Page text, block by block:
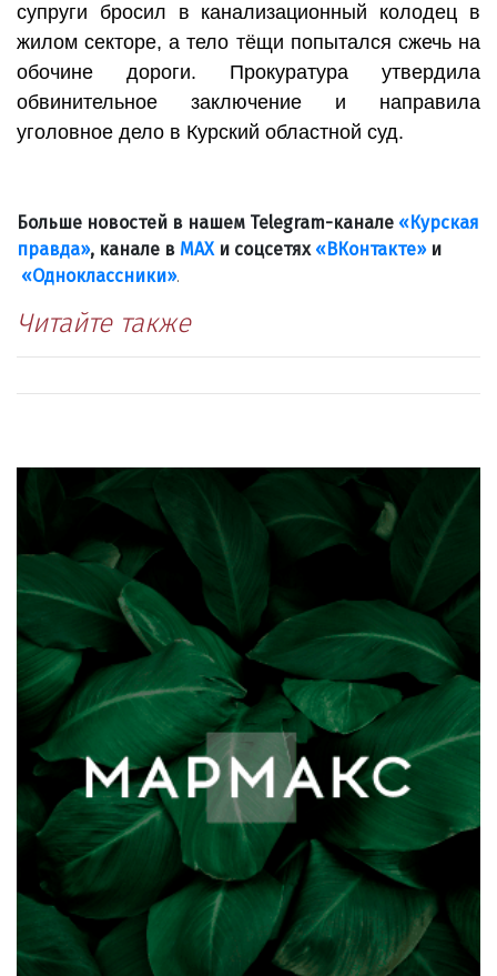
супруги бросил в канализационный колодец в
жилом секторе, а тело тёщи попытался сжечь на
обочине дороги. Прокуратура утвердила
обвинительное заключение и направила
уголовное дело в Курский областной суд.
Больше новостей в нашем Telegram-канале «Курская
правда», канале в МАХи соцсетях «ВКонтакте»и
«Одноклассники».
Читайте также